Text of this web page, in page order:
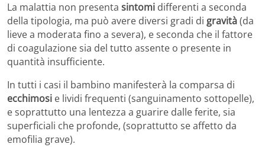
La malattia non presenta sintomi differenti a seconda
della tipologia, ma può avere diversi gradi di gravità(da
lieve a moderata fino a severa), e seconda che il fattore
di coagulazione sia del tutto assente o presente in
quantità insufficiente.
In tutti i casi il bambino manifesterà la comparsa di
ecchimosi e lividi frequenti (sanguinamento sottopelle),
e soprattutto una lentezza a guarire dalle ferite, sia
superficiali che profonde, (soprattutto se affetto da
emofilia grave).